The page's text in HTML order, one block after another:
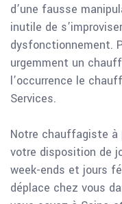
d’une fausse
inutile de
dysfonctionnement.
urgemment un
l’occurrence le
Services.
Notre chauffagiste
votre disposition de
week-ends et jours
déplace chez vous